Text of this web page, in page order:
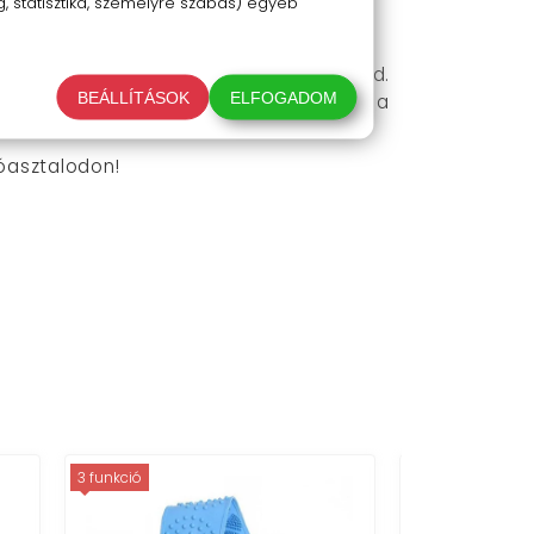
a kábelrendezőt rögzíteni szeretnéd.
oda erősen. Helyezd a kábelt a
BEÁLLÍTÁSOK ELFOGADOM